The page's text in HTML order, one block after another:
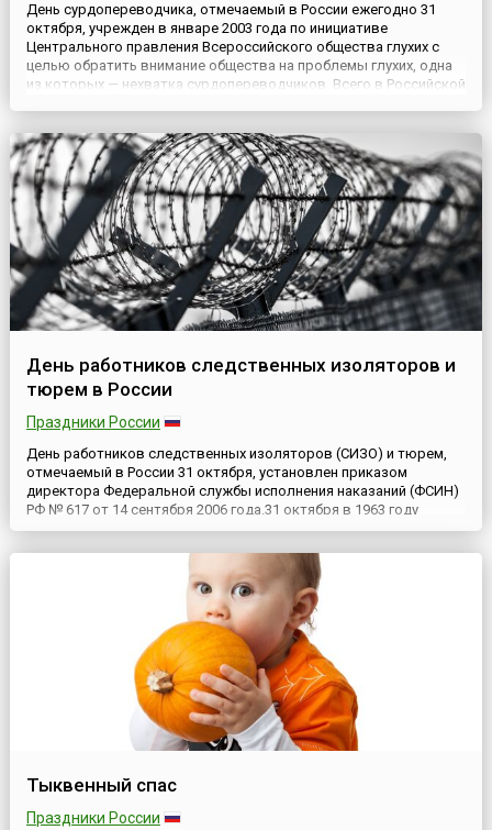
День сурдопереводчика, отмечаемый в России ежегодно 31
октября, учрежден в январе 2003 года по инициативе
Центрального правления Всероссийского общества глухих с
целью обратить внимание общества на проблемы глухих, одна
из которых — нехватка сурдопереводчиков. Всего в Российской
день су...
День работников следственных изоляторов и
тюрем в России
Праздники России
День работников следственных изоляторов (СИЗО) и тюрем,
отмечаемый в России 31 октября, установлен приказом
директора Федеральной службы исполнения наказаний (ФСИН)
РФ № 617 от 14 сентября 2006 года.31 октября в 1963 году
Коллегией министерства охраны общественного порядка
изоляторов (СИЗО), как нового вида учреждений уголовно-
Тыквенный спас
Праздники России